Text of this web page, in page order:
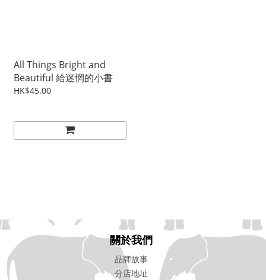
All Things Bright and
Beautiful 給迷惘的小書
HK$45.00
關於我們
品牌故事
分店地址